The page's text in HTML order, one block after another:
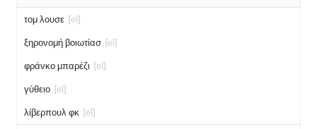
τομ λουσε [el]
ξηρονομή βοιωτίασ [el]
φράνκο μπαρέζι [el]
γύθειο [el]
λίβερπουλ φκ [el]